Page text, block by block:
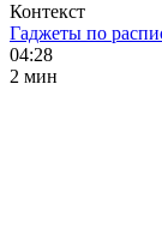
Контекст
Гаджеты по
04:28
2 мин